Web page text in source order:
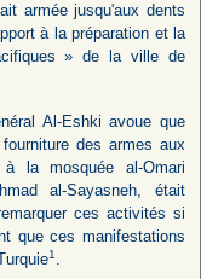
armée jusqu'aux dents
à la préparation et la
» de la ville de
Al-Eshki avoue que
des armes aux
la mosquée al-Omari
al-Sayasneh, était
ces activités si
que ces manifestations
1 .